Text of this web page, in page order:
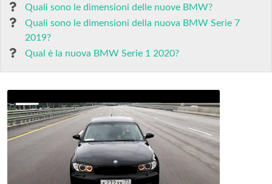
Quali sono le dimensioni delle nuove BMW?
Quali sono le dimensioni della nuova BMW Serie 7
2019?
Qual è la nuova BMW Serie 1 2020?